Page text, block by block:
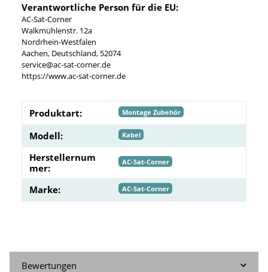
Verantwortliche Person für die EU:
AC-Sat-Corner
Walkmühlenstr. 12a
Nordrhein-Westfalen
Aachen, Deutschland, 52074
service@ac-sat-corner.de
https://www.ac-sat-corner.de
Produktart: Montage Zubehör
Modell: Kabel
Herstellernum
mer:
AC-Sat-Corner
Marke: AC-Sat-Corner
Bewertungen